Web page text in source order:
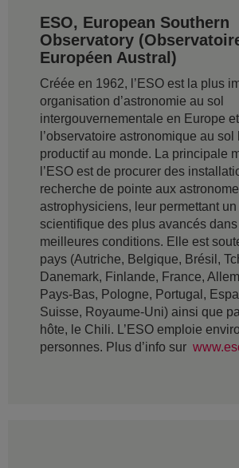
ESO, European Southern
Observatory
Européen Austral)
Créée en 1962, l’ESO est la plus
organisation d’astronomie au sol
intergouvernementale en Europe et
l’observatoire astronomique au sol
productif au monde. La principale
l’ESO est de procurer des
recherche de pointe aux
astrophysiciens, leur permettant un
scientifique des plus avancés
meilleures conditions. Elle est
pays (Autriche, Belgique, Brésil,
Danemark, Finlande, France,
Pays-Bas, Pologne, Portugal,
Suisse, Royaume-Uni) ainsi que
hôte, le Chili. L’ESO emploie
personnes. Plus d’info sur